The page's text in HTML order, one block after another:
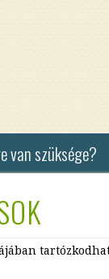
van szüksége?